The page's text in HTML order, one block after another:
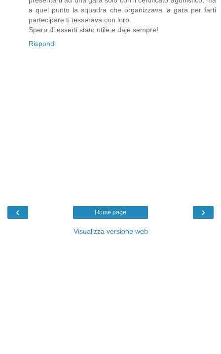
a quel punto la squadra che organizzava la gara per farti
partecipare ti tesserava con loro.
Spero di esserti stato utile e daje sempre!
Rispondi
‹ ›
Home page
Visualizza versione web